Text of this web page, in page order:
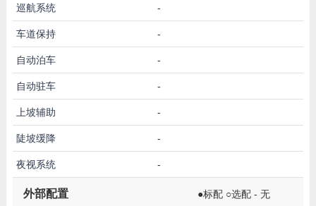
巡航系统 -
车道保持 -
自动泊车 -
自动驻车 -
上坡辅助 -
陡坡缓降 -
夜视系统 -
外部配置 ●标配 ○选配 - 无